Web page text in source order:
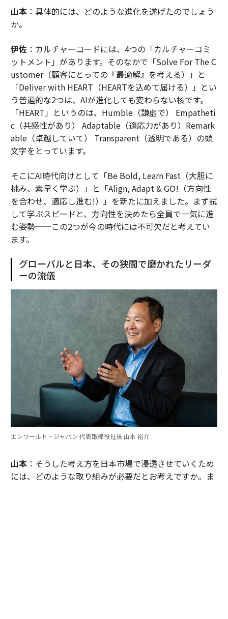
山本：具体的には、どのような進化を遂げたのでしょう
か。
伊佐：カルチャーコードには、4つの「カルチャーコミ
ットメント」があります。そのなかで「Solve For The C
ustomer（顧客にとっての『最適解』を考える）」と
「Deliver with HEART（HEARTを込めて届ける）」とい
う普遍的な2つは、AIが進化しても変わらない核です。
「HEART」というのは、Humble（謙虚で） Empatheti
c（共感性があり） Adaptable（適応力があり）Remark
able（卓越していて） Transparent（透明である）の頭
文字をとっています。
そこにAI時代向けとして「Be Bold, Learn Fast（大胆に
挑み、素早く学ぶ）」と「Align, Adapt & GO!（方向性
を合わせ、適応し進む!）」を新たに加えました。まず試
して学ぶスピードと、方向性を決めたら全員で一気に進
む姿勢──この2つが今の時代には不可欠だと考えてい
ます。
グローバルと日本、その狭間で磨かれたリーダ
ーの流儀
エンワールド・ジャパン 代表取締役社長 山本 裕介
山本：そうした考え方を日本市場で浸透させていくため
には、どのような取り組みが必要だとお考えですか。ま